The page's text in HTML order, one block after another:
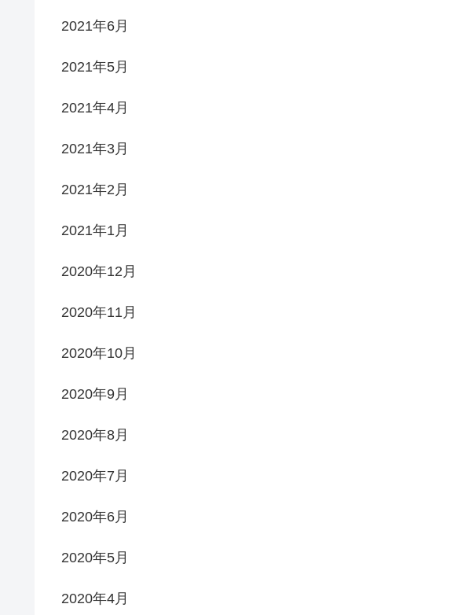
2021年6月
2021年5月
2021年4月
2021年3月
2021年2月
2021年1月
2020年12月
2020年11月
2020年10月
2020年9月
2020年8月
2020年7月
2020年6月
2020年5月
2020年4月